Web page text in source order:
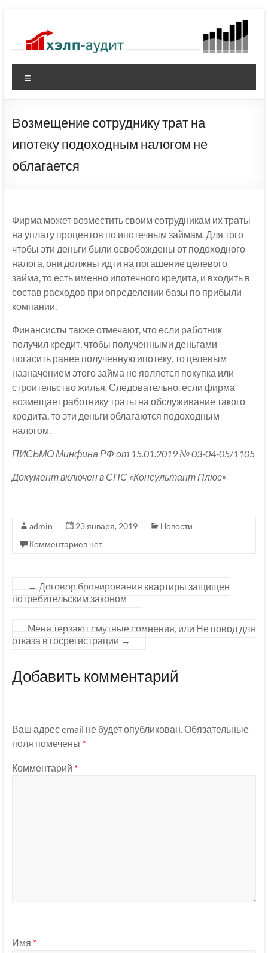
содержимому
Возмещение сотруднику трат на
ипотеку подоходным налогом не
облагается
Фирма может возместить своим сотрудникам их траты
на уплату процентов по ипотечным займам. Для того
чтобы эти деньги были освобождены от подоходного
налога, они должны идти на погашение целевого
займа, то есть именно ипотечного кредита, и входить в
состав расходов при определении базы по прибыли
компании.
Финансисты также отмечают, что если работник
получил кредит, чтобы полученными деньгами
погасить ранее полученную ипотеку, то целевым
назначением этого займа не является покупка или
строительство жилья. Следовательно, если фирма
возмещает работнику траты на обслуживание такого
кредита, то эти деньги облагаются подоходным
налогом.
ПИСЬМО Минфина РФ от 15.01.2019 № 03-04-05/1105
Документ включен в СПС «Консультант Плюс»
admin 23 января, 2019
Новости
Комментариев нет
← Договор бронирования квартиры защищен
потребительским законом
Меня терзают смутные сомнения, или Не повод для
отказа в госрегистрации →
Добавить комментарий
Ваш адрес email не будет опубликован. Обязательные
поля помечены *
Комментарий *
Имя *